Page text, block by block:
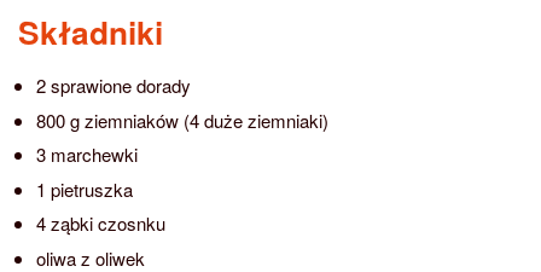
Składniki
2 sprawione dorady
800 g ziemniaków (4 duże ziemniaki)
3 marchewki
1 pietruszka
4 ząbki czosnku
oliwa z oliwek